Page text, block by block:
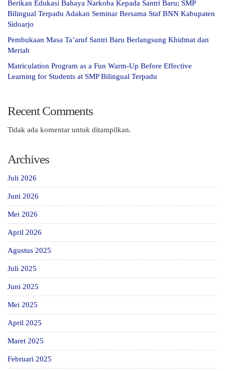
Berikan Edukasi Bahaya Narkoba Kepada Santri Baru; SMP
Bilingual Terpadu Adakan Seminar Bersama Staf BNN Kabupaten
Sidoarjo
Pembukaan Masa Ta’aruf Santri Baru Berlangsung Khidmat dan
Meriah
Matriculation Program as a Fun Warm-Up Before Effective
Learning for Students at SMP Bilingual Terpadu
Recent Comments
Tidak ada komentar untuk ditampilkan.
Archives
Juli 2026
Juni 2026
Mei 2026
April 2026
Agustus 2025
Juli 2025
Juni 2025
Mei 2025
April 2025
Maret 2025
Februari 2025